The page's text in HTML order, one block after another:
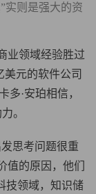
实则是强大的资
业领域经验胜过
元的软件公司
多·安珀相信，
。
思考问题很重
值的原因，他们
技领域，知识储